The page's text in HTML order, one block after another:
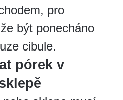
pro
být ponecháno
cibule.
pórek v